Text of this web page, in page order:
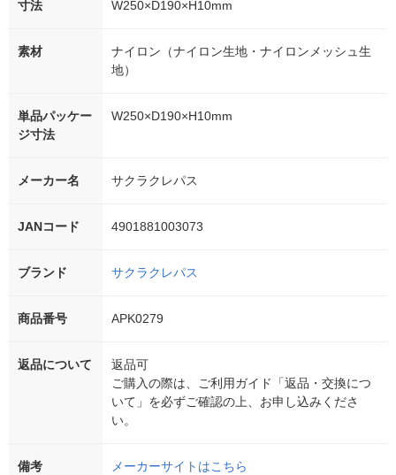
寸法 W250×D190×H10mm
素材
ナイロン（ナイロン生地・ナイロンメッシュ生
地）
単品パッケー
ジ寸法
W250×D190×H10mm
メーカー名 サクラクレパス
JANコード 4901881003073
ブランド サクラクレパス
商品番号 APK0279
返品について
返品可
ご購入の際は、ご利用ガイド「返品・交換につ
いて」を必ずご確認の上、お申し込みくださ
い。
備考 メーカーサイトはこちら